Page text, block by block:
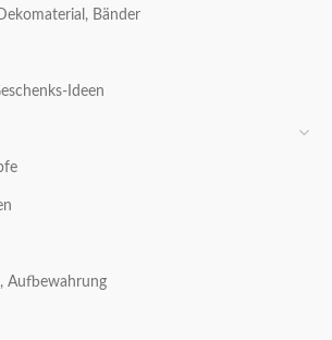
Bänder
Ideen
Aufbewahrung